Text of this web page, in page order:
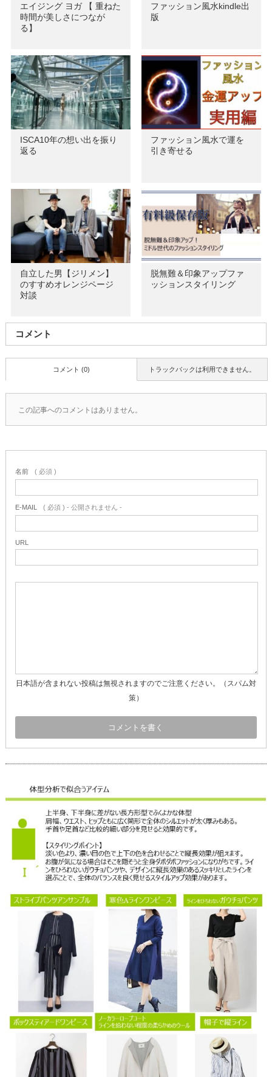
エイジング ヨガ 【 重ねた
時間が美しさにつなが
る】
ファッション風水kindle出
版
ISCA10年の想い出を振り
返る
ファッション風水で運を
引き寄せる
自立した男【ジリメン】
のすすめオレンジページ
対談
脱無難＆印象アップファ
ッションスタイリング
コメント
トラックバックは利用できません。
コメント (0)
この記事へのコメントはありません。
名前 ( 必須 )
E-MAIL ( 必須 ) - 公開されません -
URL
日本語が含まれない投稿は無視されますのでご注意ください。（スパム対
策）